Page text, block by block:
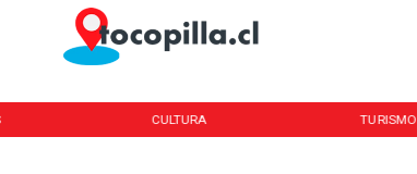
CULTURA TURISMO